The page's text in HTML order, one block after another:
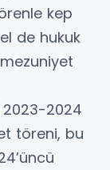
kep
de hukuk
2023-2024
töreni, bu